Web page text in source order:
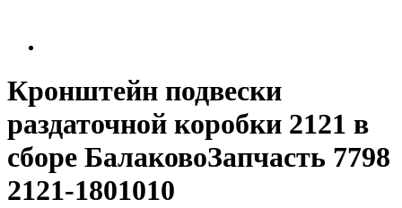
Кронштейн подвески
раздаточной коробки 2121 в
сборе БалаковоЗапчасть 7798
2121-1801010